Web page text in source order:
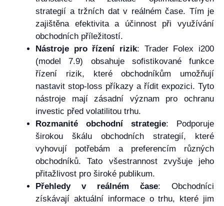
strategií a tržních dat v reálném čase. Tím je
zajištěna efektivita a účinnost při využívání
obchodních příležitostí.
Nástroje pro řízení rizik: Trader Folex i200
(model 7.9) obsahuje sofistikované funkce
řízení rizik, které obchodníkům umožňují
nastavit stop-loss příkazy a řídit expozici. Tyto
nástroje mají zásadní význam pro ochranu
investic před volatilitou trhu.
Rozmanité obchodní strategie: Podporuje
širokou škálu obchodních strategií, které
vyhovují potřebám a preferencím různých
obchodníků. Tato všestrannost zvyšuje jeho
přitažlivost pro široké publikum.
Přehledy v reálném čase: Obchodníci
získávají aktuální informace o trhu, které jim